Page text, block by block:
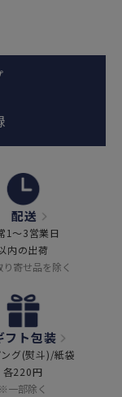
配送
1～3営業日
内の出荷
寄せ品を除く
フト包装
グ(熨斗)/紙袋
各220円
※一部除く